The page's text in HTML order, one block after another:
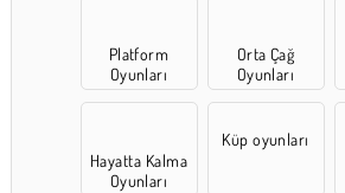
Platform
Oyunları
Orta Çağ
Oyunları
Hayatta Kalma
Oyunları
Küp oyunları